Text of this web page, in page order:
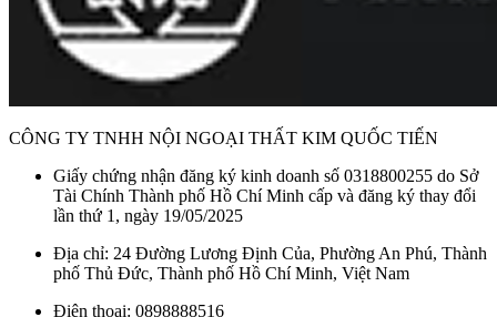
CÔNG TY TNHH NỘI NGOẠI THẤT KIM QUỐC TIẾN
Giấy chứng nhận đăng ký kinh doanh số 0318800255 do Sở
Tài Chính Thành phố Hồ Chí Minh cấp và đăng ký thay đổi
lần thứ 1, ngày 19/05/2025
Địa chỉ: 24 Đường Lương Định Của, Phường An Phú, Thành
phố Thủ Đức, Thành phố Hồ Chí Minh, Việt Nam
Điện thoại: 0898888516